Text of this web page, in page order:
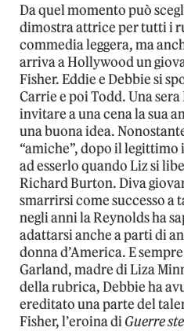
Da quel momento può
dimostra attrice per tutti i
commedia leggera, ma
arriva a Hollywood un
Fisher. Eddie e Debbie si
Carrie e poi Todd. Una
invitare a una cena la sua
una buona idea.
“amiche”, dopo il
ad esserlo quando Liz si
Richard Burton. Diva
smarrirsi come successo a
negli anni la Reynolds ha
adattarsi anche a parti di
donna d’America. E
Garland, madre di Liza
della rubrica, Debbie ha
ereditato una parte del
Fisher, l’eroina diGuerre